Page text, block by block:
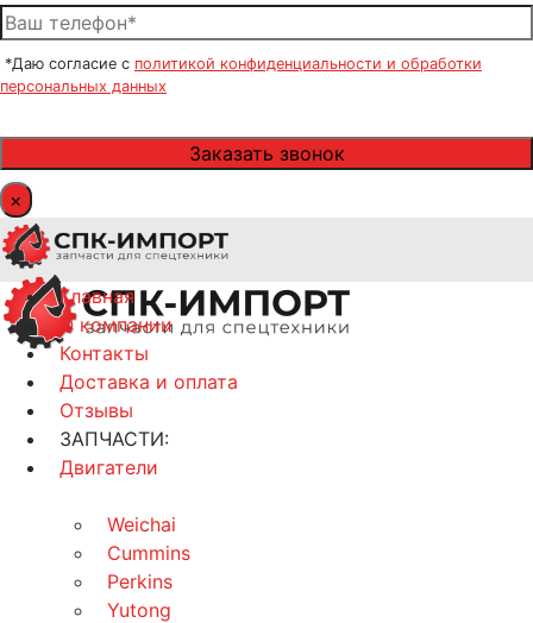
*Даю согласие с политикой конфиденциальности и обработки
персональных данных
×
Главная
О компании
Контакты
Доставка и оплата
Отзывы
ЗАПЧАСТИ:
Двигатели
Weichai
Cummins
Perkins
Yutong